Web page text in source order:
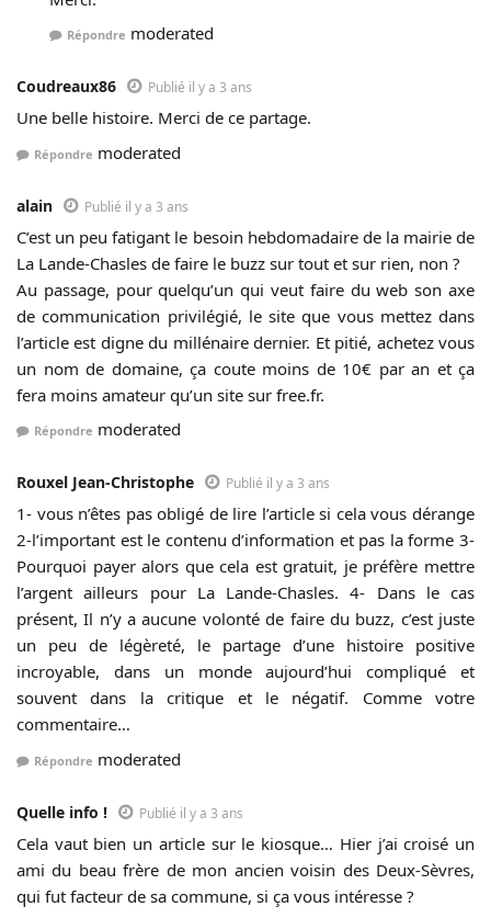
Répondre moderated
Coudreaux86 Publié il y a 3 ans
Une belle histoire. Merci de ce partage.
Répondre moderated
alain Publié il y a 3 ans
C’est un peu fatigant le besoin hebdomadaire de la mairie de
La Lande-Chasles de faire le buzz sur tout et sur rien, non ?
Au passage, pour quelqu’un qui veut faire du web son axe
de communication privilégié, le site que vous mettez dans
l’article est digne du millénaire dernier. Et pitié, achetez vous
un nom de domaine, ça coute moins de 10€ par an et ça
fera moins amateur qu’un site sur free.fr.
Répondre moderated
Rouxel Jean-Christophe Publié il y a 3 ans
1- vous n’êtes pas obligé de lire l’article si cela vous dérange
2-l’important est le contenu d’information et pas la forme 3-
Pourquoi payer alors que cela est gratuit, je préfère mettre
l’argent ailleurs pour La Lande-Chasles. 4- Dans le cas
présent, Il n’y a aucune volonté de faire du buzz, c’est juste
un peu de légèreté, le partage d’une histoire positive
incroyable, dans un monde aujourd’hui compliqué et
souvent dans la critique et le négatif. Comme votre
commentaire…
Répondre moderated
Quelle info ! Publié il y a 3 ans
Cela vaut bien un article sur le kiosque… Hier j’ai croisé un
ami du beau frère de mon ancien voisin des Deux-Sèvres,
qui fut facteur de sa commune, si ça vous intéresse ?